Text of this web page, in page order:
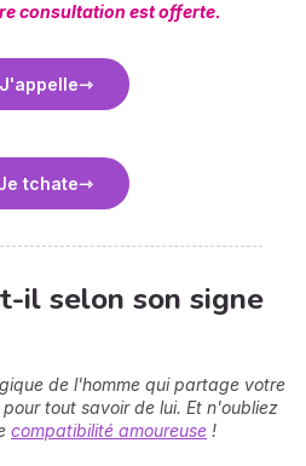
consultation est offerte.
tchate
il selon son signe
de l'homme qui partage votre
tout savoir de lui. Et n'oubliez
compatibilité amoureuse !